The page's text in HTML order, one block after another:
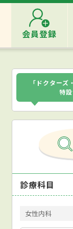
会員登録
「ドクター
特
診療科目
女性内科